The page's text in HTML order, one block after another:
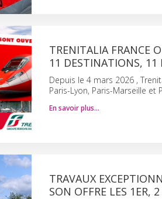
TRENITALIA FRANCE
11 DESTINATIONS, 11
Depuis le 4 mars 2026 ,
Paris-Lyon, Paris-Marseille
En savoir plus…
TRAVAUX
SON OFFRE LES 1ER,